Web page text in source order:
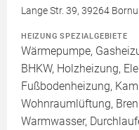
Lange Str. 39, 39264
HEIZUNG SPEZIALGEBIETE
Wärmepumpe,
BHKW, Holzheizung,
Fußbodenheizung,
Wohnraumlüftung,
Warmwasser,